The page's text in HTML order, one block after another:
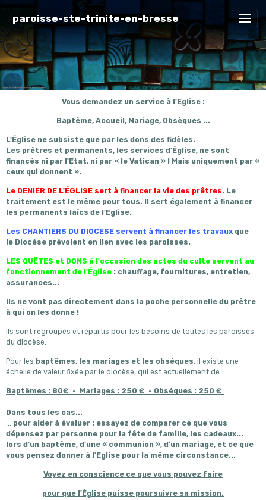
paroisse-ste-trinite-en-bresse
Vous demandez un service à l'Eglise :
Baptême, Accueil, Mariage, Obsèques ...
L'Église ne subsiste que par les dons des fidèles.
Les prêtres et permanents, les services d'Église, ne sont
financés ni par l'Etat, ni par « le Vatican » ! Mais uniquement par «
ceux qui donnent ».
Le DENIER DE L'ÉGLISE sert à financer la vie des prêtres. Le
traitement est le même pour tous. Il sert également à financer
les permanents laïcs de l'Eglise.
Les CHANTIERS DU DIOCESE servent à financer les travaux que
le Diocèse prévoient en lien avec les paroisses.
LES QUÊTES et DONS à l'occasion des actes du culte servent au
fonctionnement de l'Église : chauffage, fournitures, entretien,
assurances...
Ils ne vont pas directement dans la poche personnelle du prêtre
à qui on les donne !
Ils sont regroupés et répartis pour les besoins de toutes les paroisses
du diocèse.
Pour les baptêmes, les mariages et les obsèques, il existe une
échelle de valeur fixée par le diocèse, qui est actuellement de :
Baptêmes : 80€ - Mariages : 250 € - Obsèques : 250 €
Dans tous les cas...
pour aider à évaluer : essayez de comparer ce que vous
dépensez par personne pour la fête de famille, les cadeaux...
lors d'un baptême, d'une « communion », d'un mariage, et ce que
vous pensez donner à l'Eglise pour la même circonstance...
Voyez en conscience ce que vous pouvez faire
pour que l'Église puisse poursuivre sa mission.